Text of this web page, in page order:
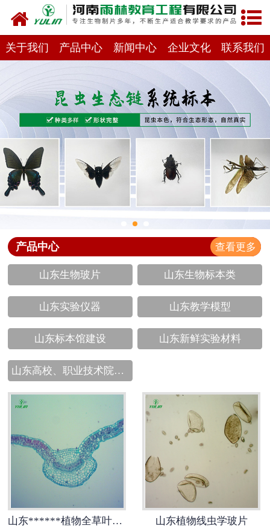
网站首页
关于我们
产品中心
新闻中心
在线商城
联系我们
关于我们 产品中心 新闻中心 企业文化 联系我们
产品中心 查看更多
山东生物玻片 山东生物标本类
山东实验仪器 山东教学模型
山东标本馆建设 山东新鲜实验材料
山东高校、职业技术院校教学挂图
山东******植物全草叶横切 山东植物线虫学玻片